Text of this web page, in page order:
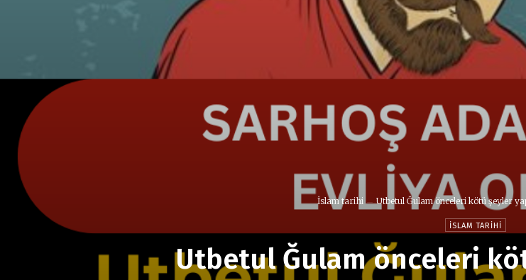
İslam tarihi Utbetul Ğulam önceleri kötü şeyler
İSLAM TARIHI
Utbetul Ğulam önceleri